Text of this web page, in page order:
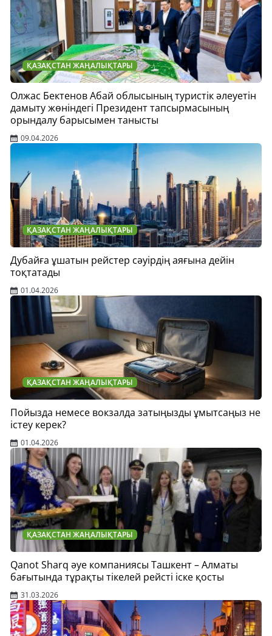
ҚАЗАҚСТАН ЖАҢАЛЫҚТАРЫ
Олжас Бектенов Абай облысының туристік әлеуетін
дамыту жөніндегі Президент тапсырмасының
орындалу барысымен танысты
09.04.2026
ҚАЗАҚСТАН ЖАҢАЛЫҚТАРЫ
Дубайға ұшатын рейстер сәуірдің аяғына дейін
тоқтатады
01.04.2026
ҚАЗАҚСТАН ЖАҢАЛЫҚТАРЫ
Пойызда немесе вокзалда затыңызды ұмытсаңыз не
істеу керек?
01.04.2026
ҚАЗАҚСТАН ЖАҢАЛЫҚТАРЫ
Qanot Sharq әуе компаниясы Ташкент – Алматы
бағытында тұрақты тікелей рейсті іске қосты
31.03.2026